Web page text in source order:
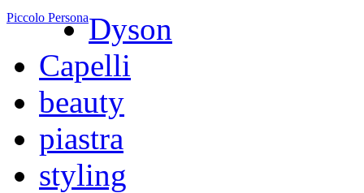
Piccolo PersonaDyson
Capelli
beauty
piastra
styling